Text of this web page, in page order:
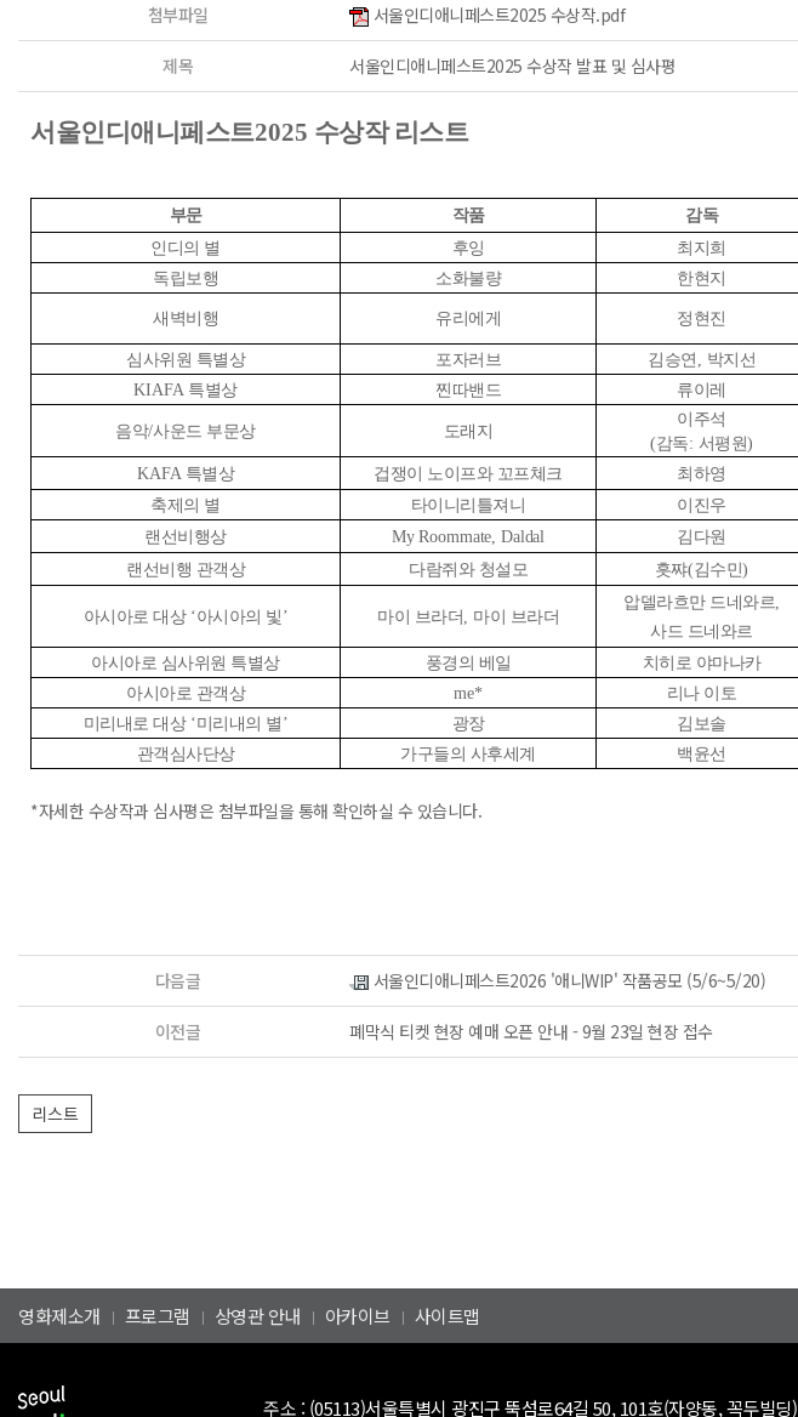
첨부파일 서울인디애니페스트2025 수상작.pdf
제목 서울인디애니페스트2025 수상작 발표 및 심사평
서울인디애니페스트2025 수상작 리스트
부문 작품
감독
인디의 별
후잉
최지희
독립보행
소화불량 한현지
새벽비행 유리에게 정현진
심사위원 특별상 포자러브 김승연 , 박지선
KIAFA 특별상 찐따밴드 류이레
음악/사운드 부문상 도래지
이주석
(감독: 서평원)
KAFA 특별상 겁쟁이 노이프와 꼬프쳬크
최하영
축제의 별
타이니리틀져니
이진우
랜선비행상
My Roommate, Daldal
김다원
랜선비행 관객상
다람쥐와 청설모 흣쨔(김수민)
아시아로 대상 ‘아시아의 빛 ’ 마이 브라더 , 마이 브라더
압델라흐만 드네와르,
사드 드네와르
아시아로 심사위원 특별상
풍경의 베일
치히로 야마나카
아시아로 관객상
me*
리나 이토
미리내로 대상 ‘미리내의 별 ’ 광장
김보솔
관객심사단상
가구들의 사후세계 백윤선
*자세한 수상작과 심사평은 첨부파일을 통해 확인하실 수 있습니다.
다음글 서울인디애니페스트2026 '애니WIP' 작품공모 (5/6~5/20)
이전글 폐막식 티켓 현장 예매 오픈 안내 - 9월 23일 현장 접수
영화제소개 프로그램 상영관 안내 아카이브 사이트맵
주소 : (05113)서울특별시 광진구 뚝섬로64길 50, 101호(자양동, 꼭두빌딩)